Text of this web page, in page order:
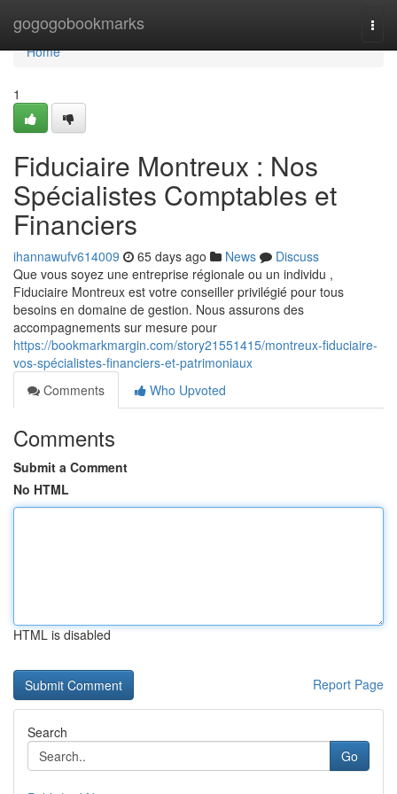
gogogobookmarks
Home
Home
1
Fiduciaire Montreux : Nos
Spécialistes Comptables et
Financiers
ihannawufv614009 65 days ago News
Discuss
Que vous soyez une entreprise régionale ou un individu ,
Fiduciaire Montreux est votre conseiller privilégié pour tous
besoins en domaine de gestion. Nous assurons des
accompagnements sur mesure pour
https://bookmarkmargin.com/story21551415/montreux-fiduciaire-
vos-spécialistes-financiers-et-patrimoniaux
Comments
Who Upvoted
Comments
Submit a Comment
No HTML
HTML is disabled
Report Page
Search
Go